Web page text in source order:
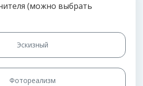
(можно выбрать
Эскизный
Фотореализм